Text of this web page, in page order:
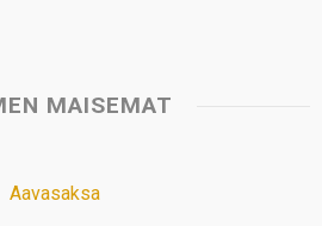
MAISEMAT
Aavasaksa